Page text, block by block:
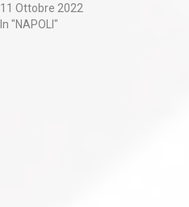
11 Ottobre 2022
In "NAPOLI"